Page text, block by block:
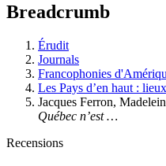
Breadcrumb
Érudit
Journals
Francophonies
Les Pays d’en haut :
Jacques Ferron,
Québec n’est …
Recensions